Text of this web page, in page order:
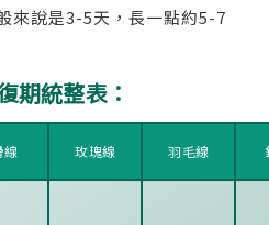
來說是3-5天，長一點約5-7
期統整表：
線 玫瑰線 羽毛線